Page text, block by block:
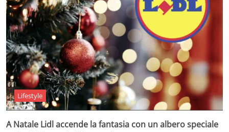
Lifestyle
A Natale Lidl accende la fantasia con un albero speciale